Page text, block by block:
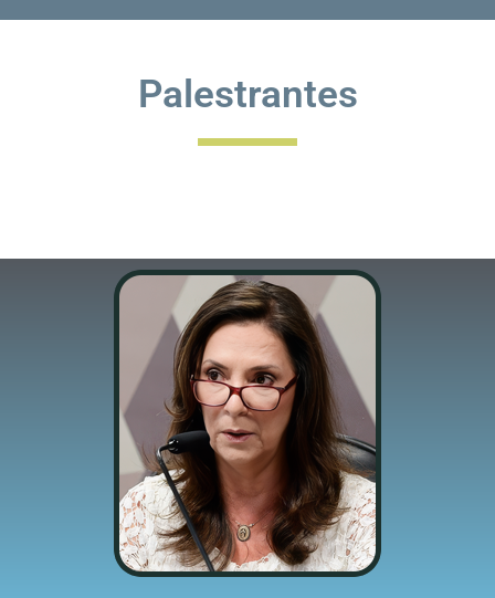
Palestrantes